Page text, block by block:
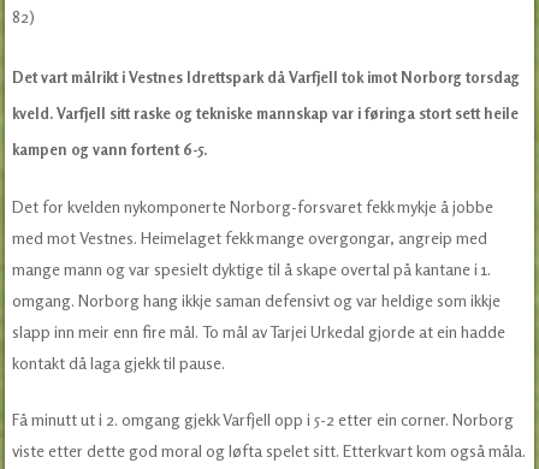
82)
Det vart målrikt i Vestnes Idrettspark då Varfjell tok imot Norborg torsdag
kveld. Varfjell sitt raske og tekniske mannskap var i føringa stort sett heile
kampen og vann fortent 6-5.
Det for kvelden nykomponerte Norborg-forsvaret fekk mykje å jobbe
med mot Vestnes. Heimelaget fekk mange overgongar, angreip med
mange mann og var spesielt dyktige til å skape overtal på kantane i 1.
omgang. Norborg hang ikkje saman defensivt og var heldige som ikkje
slapp inn meir enn fire mål. To mål av Tarjei Urkedal gjorde at ein hadde
kontakt då laga gjekk til pause.
Få minutt ut i 2. omgang gjekk Varfjell opp i 5-2 etter ein corner. Norborg
viste etter dette god moral og løfta spelet sitt. Etterkvart kom også måla.